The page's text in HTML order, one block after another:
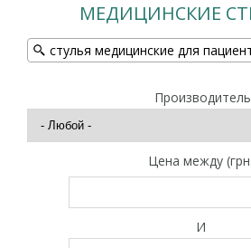
МЕДИЦИНСКИЕ
стулья медицинские для
Производитель
Цена между
И